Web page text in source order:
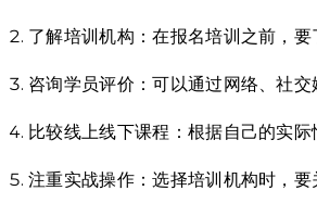
了解培训机构：在报名培训之前，
咨询学员评价：可以通过网络、社
比较线上线下课程：根据自己的实际
注重实战操作：选择培训机构时，